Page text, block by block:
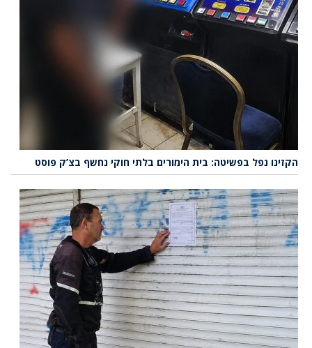
הקזינו נפל בפשיטה: בית הימורים בלתי חוקי נחשף בצ’ק פוסט